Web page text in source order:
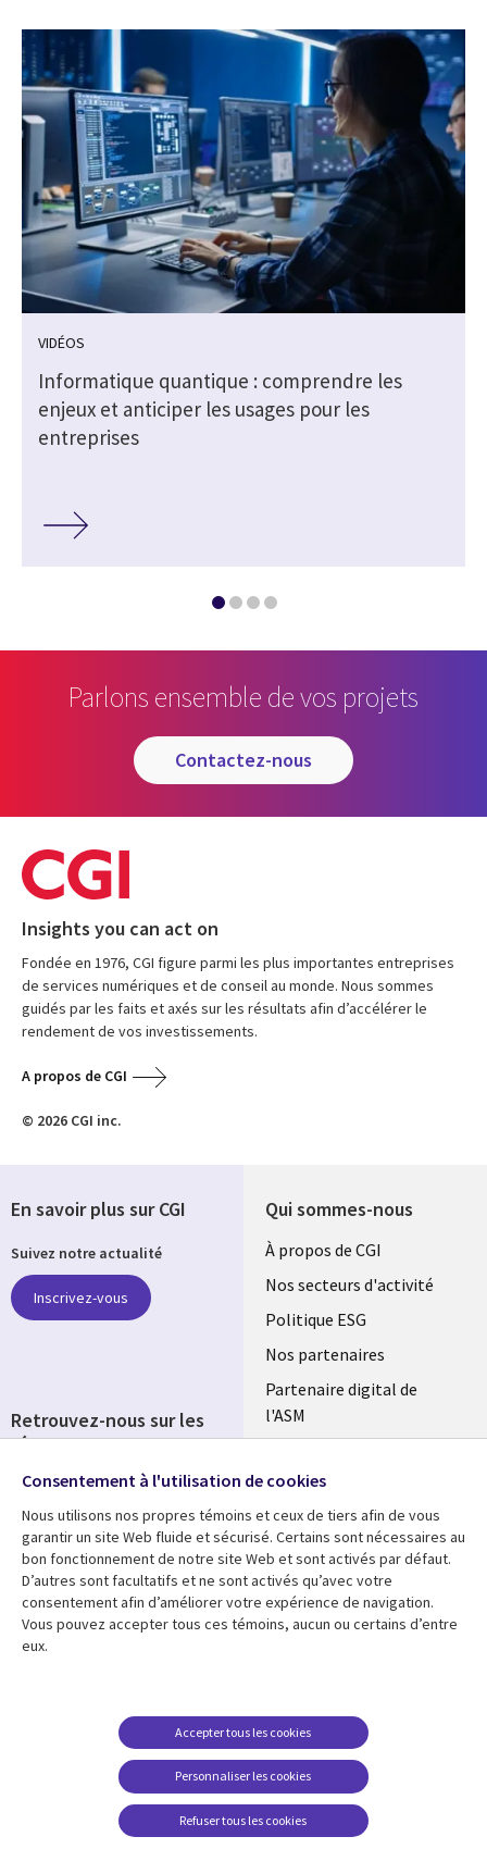
VIDÉOS
Informatique quantique : comprendre les
enjeux et anticiper les usages pour les
entreprises
Parlons ensemble de vos projets
contactez-nous
Insights you can act on
Fondée en 1976, CGI figure parmi les plus importantes entreprises
de services numériques et de conseil au monde. Nous sommes
guidés par les faits et axés sur les résultats afin d’accélérer le
rendement de vos investissements.
A propos de CGI
© 2026 CGI inc.
Qui sommes-nous
Useful
links
FRANCE
À propos de CGI
Nos secteurs d'activité
Politique ESG
Nos partenaires
Partenaire digital de
l'ASM
Fusions
Ressources
Library
Links
Articles
Blog
Support
Legal
Accessibilité
conditions juridiques
FAQ Carrières
Centre de gestion des
témoins
En savoir plus sur CGI
Suivez notre actualité
Inscrivez-vous
Retrouvez-nous sur les
réseaux
Social
Media
FRANCE
Consentement à l'utilisation de cookies
Nous utilisons nos propres témoins et ceux de tiers afin de vous
garantir un site Web fluide et sécurisé. Certains sont nécessaires au
bon fonctionnement de notre site Web et sont activés par défaut.
D’autres sont facultatifs et ne sont activés qu’avec votre
consentement afin d’améliorer votre expérience de navigation.
Vous pouvez accepter tous ces témoins, aucun ou certains d’entre
eux.
Personnaliser les cookies
Accepter tous les cookies
Refuser tous les cookies